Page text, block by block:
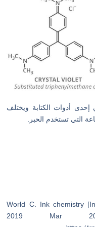
أدوات الكتابة ويختلف
التي تستخدم الحبر.
World C. Ink chemistry
2019 Mar